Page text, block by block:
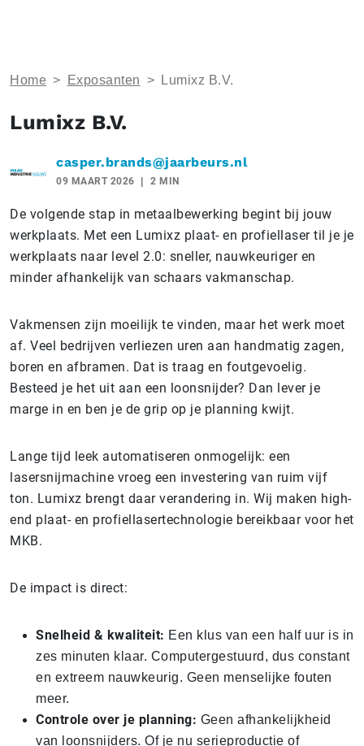
Home > Exposanten > Lumixz B.V.
Lumixz B.V.
casper.brands@jaarbeurs.nl
09 MAART 2026 2 MIN
De volgende stap in metaalbewerking begint bij jouw
werkplaats. Met een Lumixz plaat- en profiellaser til je je
werkplaats naar level 2.0: sneller, nauwkeuriger en
minder afhankelijk van schaars vakmanschap.
Vakmensen zijn moeilijk te vinden, maar het werk moet
af. Veel bedrijven verliezen uren aan handmatig zagen,
boren en afbramen. Dat is traag en foutgevoelig.
Besteed je het uit aan een loonsnijder? Dan lever je
marge in en ben je de grip op je planning kwijt.
Lange tijd leek automatiseren onmogelijk: een
lasersnijmachine vroeg een investering van ruim vijf
ton. Lumixz brengt daar verandering in. Wij maken high-
end plaat- en profiellasertechnologie bereikbaar voor het
MKB.
De impact is direct:
Snelheid & kwaliteit: Een klus van een half uur is in
zes minuten klaar. Computergestuurd, dus constant
en extreem nauwkeurig. Geen menselijke fouten
meer.
Controle over je planning: Geen afhankelijkheid
van loonsnijders. Of je nu serieproductie of